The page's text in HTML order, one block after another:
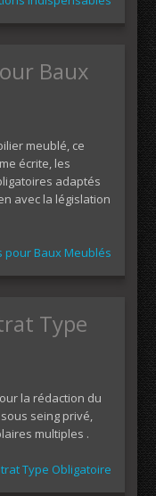
Baux
meublé, ce
écrite, les
adaptés
avec la législation
pour Baux Meublés
Type
la rédaction du
seing privé,
multiples .
Type Obligatoire